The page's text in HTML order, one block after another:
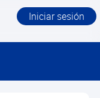
Iniciar sesión